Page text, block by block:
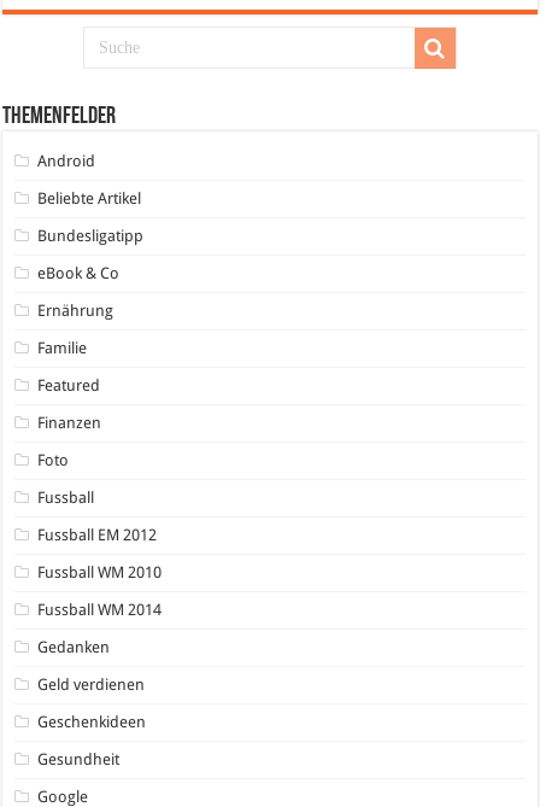
Themenfelder
Android
Beliebte Artikel
Bundesligatipp
eBook & Co
Ernährung
Familie
Featured
Finanzen
Foto
Fussball
Fussball EM 2012
Fussball WM 2010
Fussball WM 2014
Gedanken
Geld verdienen
Geschenkideen
Gesundheit
Google